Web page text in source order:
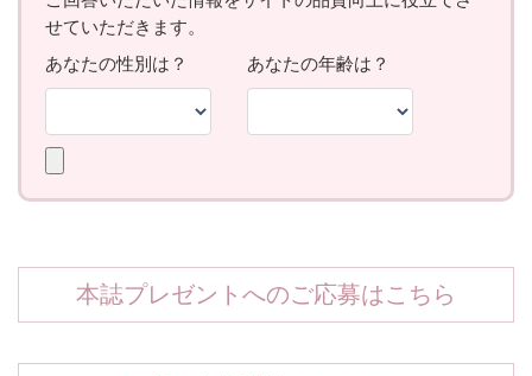
本誌プレゼントへのご応募はこちら